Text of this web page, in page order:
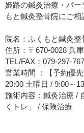
姫路の鍼灸治療・パー
もと鍼灸整骨院にご相
院名：ふくもと鍼灸整
住所：〒670-0028 兵
TEL/FAX：079-297-
営業時間 ：【予約優
20:00 土曜日 / 9:00～
施術内容：鍼灸治療 /
くトレ」 / 保険治療